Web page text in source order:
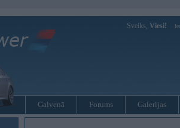
Sveiks, Viesi!
Galvenā Forums Galerijas